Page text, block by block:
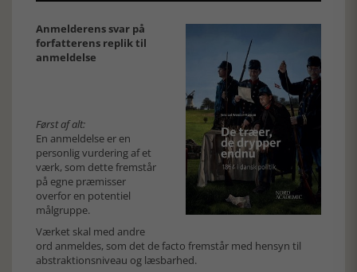
Anmelderens svar på
forfatterens replik til
anmeldelse
Først af alt:
En anmeldelse er en
personlig vurdering af et
værk, som dette fremstår
på egne præmisser
overfor en potentiel
målgruppe.
Værket skal med andre
ord anmeldes, som det de facto fremstår med hensyn til
abstraktionsniveau og læsbarhed.